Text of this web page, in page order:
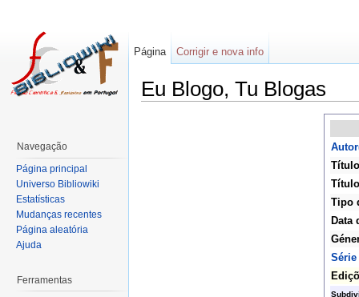
Eu Blogo, Tu Blogas
Tipo
Data
Série
Página Corrigir e nova info
Navegação
Página principal
Universo Bibliowiki
Estatísticas
Mudanças recentes
Página aleatória
Ajuda
Ferramentas